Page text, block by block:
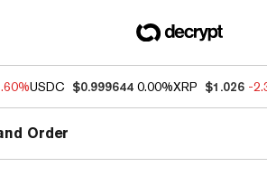
USDC $0.999644 0.00%XRP $1.026 -
Order